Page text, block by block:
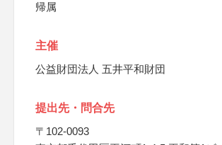
帰属
主催
公益財団法人 五井平和財団
提出先・問合先
〒102-0093